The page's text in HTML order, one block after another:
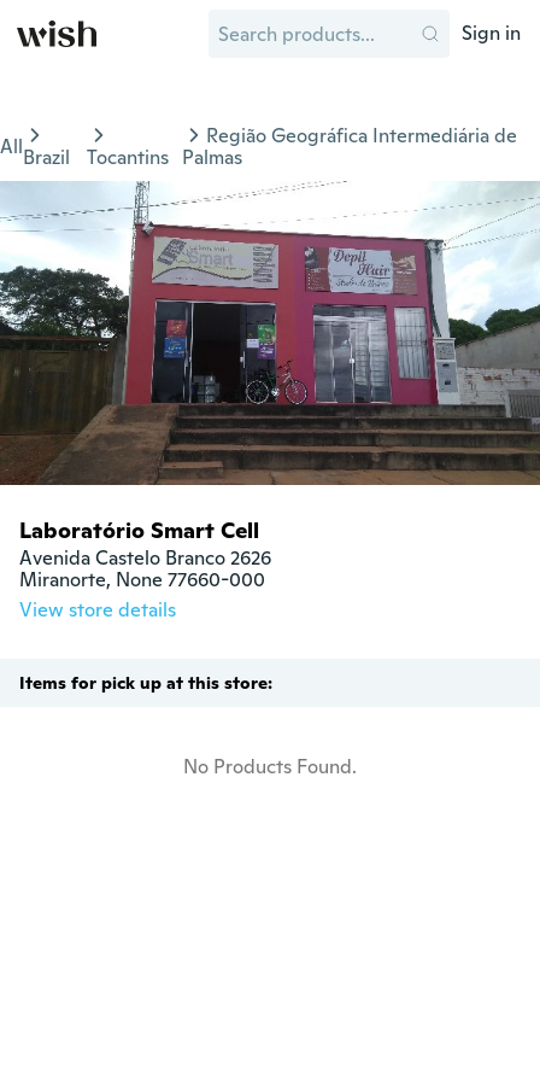
Sign in
AllBrazil Tocantins
Região Geográfica Intermediária de
Palmas
Laboratório Smart Cell
Avenida Castelo Branco 2626
Miranorte, None 77660-000
View store details
Items for pick up at this store:
No Products Found.